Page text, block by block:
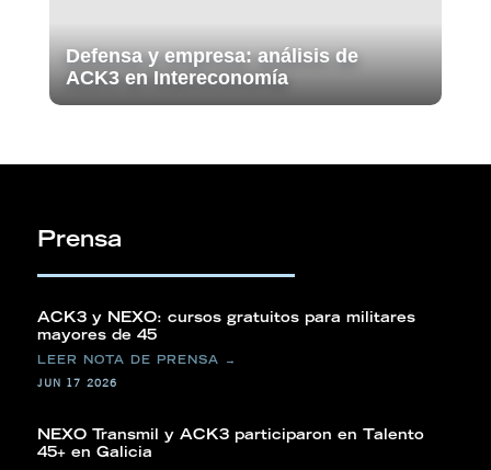
Defensa y empresa: análisis de
ACK3 en Intereconomía
Prensa
ACK3 y NEXO: cursos gratuitos para militares
mayores de 45
JUN 17 2026
NEXO Transmil y ACK3 participaron en Talento
45+ en Galicia